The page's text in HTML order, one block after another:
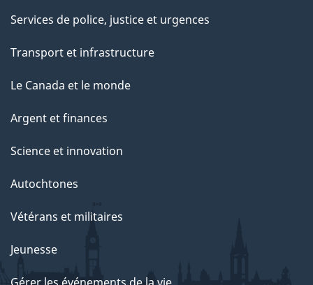
Services de police, justice et urgences
Transport et infrastructure
Le Canada et le monde
Argent et finances
Science et innovation
Autochtones
Vétérans et militaires
Jeunesse